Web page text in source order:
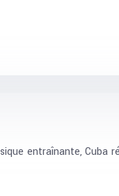
entraînante, Cuba